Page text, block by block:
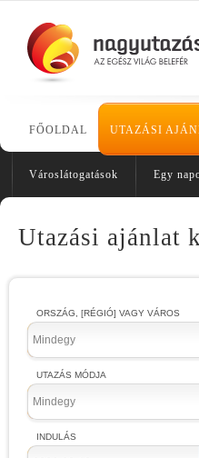
FŐOLDAL UTAZÁSI
Városlátogatások Egy
Utazási ajánlat
ORSZÁG, [RÉGIÓ] VAGY VÁROS
Mindegy
UTAZÁS MÓDJA
Mindegy
INDULÁS